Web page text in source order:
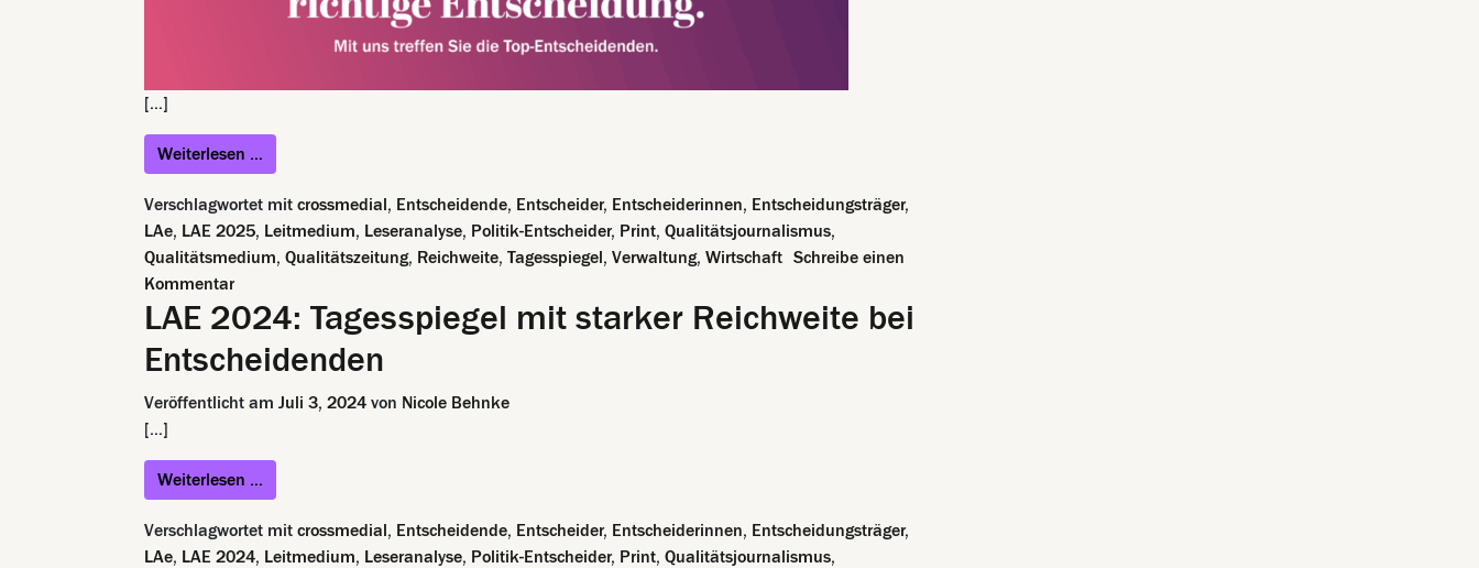
[…]
Weiterlesen …
Verschlagwortet mit crossmedial, Entscheidende, Entscheider, Entscheiderinnen, Entscheidungsträger,
LAe, LAE 2025, Leitmedium, Leseranalyse, Politik-Entscheider, Print, Qualitätsjournalismus,
Qualitätsmedium, Qualitätszeitung, Reichweite, Tagesspiegel, Verwaltung, Wirtschaft Schreibe einen
Kommentarzu LAE 2025: Tagesspiegel mit starker Reichweite bei Entscheidenden
LAE 2024: Tagesspiegel mit starker Reichweite bei
Entscheidenden
Veröffentlicht am Juli 3, 2024 von Nicole Behnke
[…]
Weiterlesen …
Verschlagwortet mit crossmedial, Entscheidende, Entscheider, Entscheiderinnen, Entscheidungsträger,
LAe, LAE 2024, Leitmedium, Leseranalyse, Politik-Entscheider, Print, Qualitätsjournalismus,